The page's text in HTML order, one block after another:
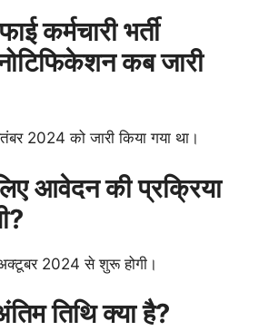
कर्मचारी भर्ती
कब जारी
2024 को जारी किया गया था।
आवेदन की प्रक्रिया
2024 से शुरू होगी।
तिथि क्या है?